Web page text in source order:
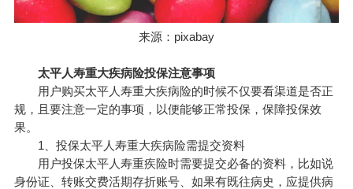
来源：pixabay
太平人寿重大疾病险投保注意事项
用户购买太平人寿重大疾病险的时候不仅要看渠道是否正
规，且要注意一定的事项，以便能够正常投保，保障投保效
果。
1、投保太平人寿重大疾病险需提交资料
用户投保太平人寿重疾险时需要提交必备的资料，比如说
身份证、转账交费活期存折账号、如果有既往病史，应提供病